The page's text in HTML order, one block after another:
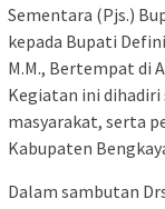
Sementara (Pjs.)
kepada Bupati
M.M., Bertempat di
Kegiatan ini
masyarakat, serta
Kabupaten
Dalam sambutan